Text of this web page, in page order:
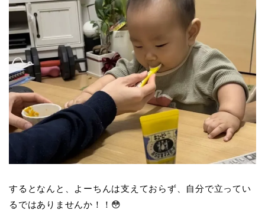
するとなんと、よーちんは支えておらず、自分で立ってい
るではありませんか！！😳